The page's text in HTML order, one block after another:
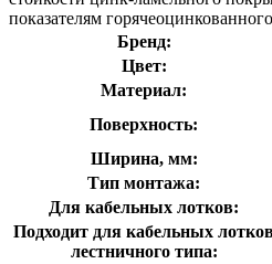
показателям
Бренд:
Цвет:
Материал:
Поверхность:
Ширина, мм:
Тип монтажа:
Для кабельных лотков:
Подходит для кабельных
лестничного типа: